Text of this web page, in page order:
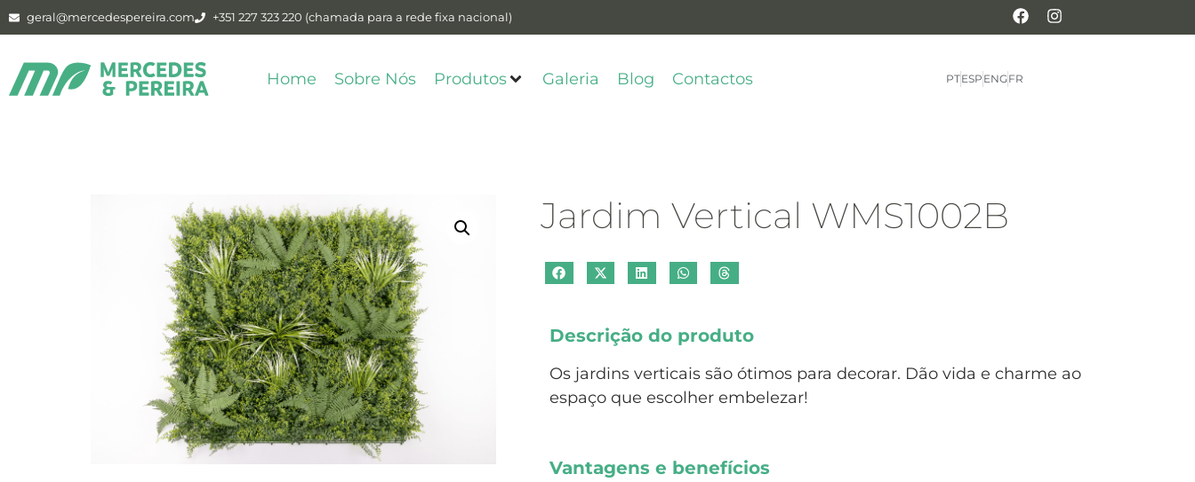
geral@mercedespereira.com +351 227 323 220 (chamada para a rede fixa nacional)
Home Sobre Nós Produtos Galeria Blog Contactos PTESP ENGFR
Jardim Vertical WMS1002B
Descrição do produto
Os jardins verticais são ótimos para decorar. Dão vida e charme ao
espaço que escolher embelezar!
Vantagens e benefícios